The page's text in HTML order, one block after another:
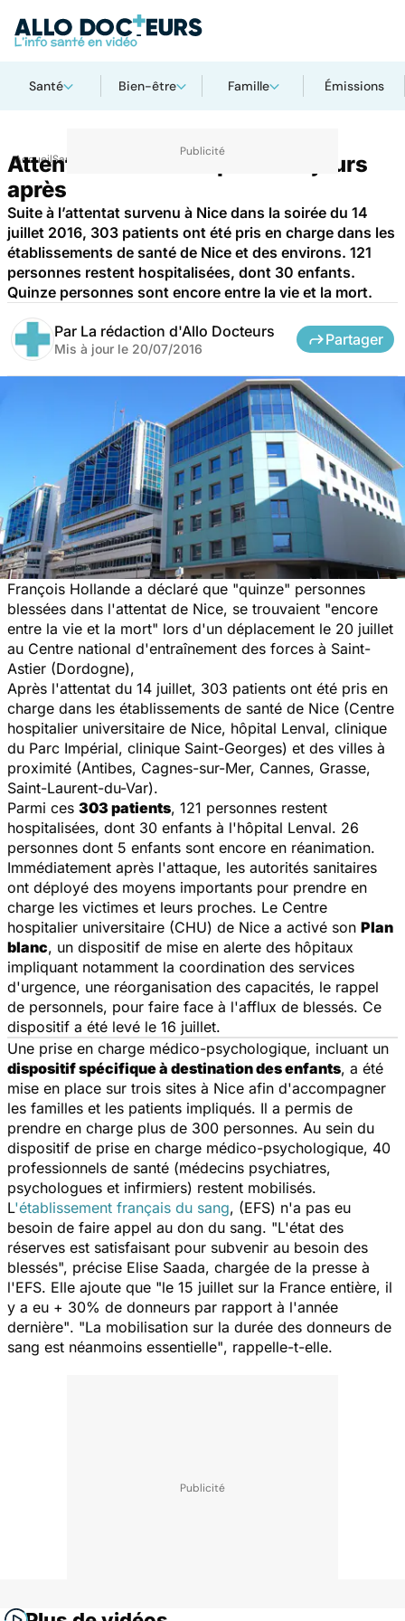
Santé Bien-être Famille Émissions
AccueilSanté
Attentat de Nice : le point six jours
après
Suite à l’attentat survenu à Nice dans la soirée du 14
juillet 2016, 303 patients ont été pris en charge dans les
établissements de santé de Nice et des environs. 121
personnes restent hospitalisées, dont 30 enfants.
Quinze personnes sont encore entre la vie et la mort.
Par La rédaction d'Allo Docteurs
Mis à jour le 20/07/2016
Partager
François Hollande a déclaré que "quinze" personnes
blessées dans l'attentat de Nice, se trouvaient "encore
entre la vie et la mort" lors d'un déplacement le 20 juillet
au Centre national d'entraînement des forces à Saint-
Astier (Dordogne),
Après l'attentat du 14 juillet, 303 patients ont été pris en
charge dans les établissements de santé de Nice (Centre
hospitalier universitaire de Nice, hôpital Lenval, clinique
du Parc Impérial, clinique Saint-Georges) et des villes à
proximité (Antibes, Cagnes-sur-Mer, Cannes, Grasse,
Saint-Laurent-du-Var).
Parmi ces 303 patients, 121 personnes restent
hospitalisées, dont 30 enfants à l'hôpital Lenval. 26
personnes dont 5 enfants sont encore en réanimation.
Immédiatement après l'attaque, les autorités sanitaires
ont déployé des moyens importants pour prendre en
charge les victimes et leurs proches. Le Centre
hospitalier universitaire (CHU) de Nice a activé son Plan
blanc, un dispositif de mise en alerte des hôpitaux
impliquant notamment la coordination des services
d'urgence, une réorganisation des capacités, le rappel
de personnels, pour faire face à l'afflux de blessés. Ce
dispositif a été levé le 16 juillet.
Une prise en charge médico-psychologique, incluant un
dispositif spécifique à destination des enfants, a été
mise en place sur trois sites à Nice afin d'accompagner
les familles et les patients impliqués. Il a permis de
prendre en charge plus de 300 personnes. Au sein du
dispositif de prise en charge médico-psychologique, 40
professionnels de santé (médecins psychiatres,
psychologues et infirmiers) restent mobilisés.
L'établissement français du sang, (EFS) n'a pas eu
besoin de faire appel au don du sang. "L'état des
réserves est satisfaisant pour subvenir au besoin des
blessés", précise Elise Saada, chargée de la presse à
l'EFS. Elle ajoute que "le 15 juillet sur la France entière, il
y a eu + 30% de donneurs par rapport à l'année
dernière". "La mobilisation sur la durée des donneurs de
sang est néanmoins essentielle", rappelle-t-elle.